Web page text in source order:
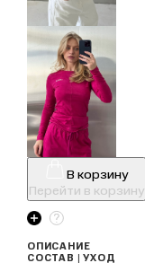
В корзину
Перейти в корзину
ОПИСАНИЕ
СОСТАВ | УХОД